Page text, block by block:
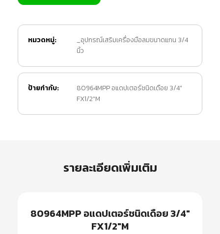
หมวดหมู่:
_อุปกรณ์เสริมเครื่องมือลมขนาดแกน 3/4
นิ้ว
ป้ายกำกับ:
80964MPP อแดปเตอร์ชนิดเดือย 3/4"
FX1/2"M
รายละเอียดเพิ่มเติม
80964MPP อแดปเตอร์ชนิดเดือย 3/4″
FX1/2″M